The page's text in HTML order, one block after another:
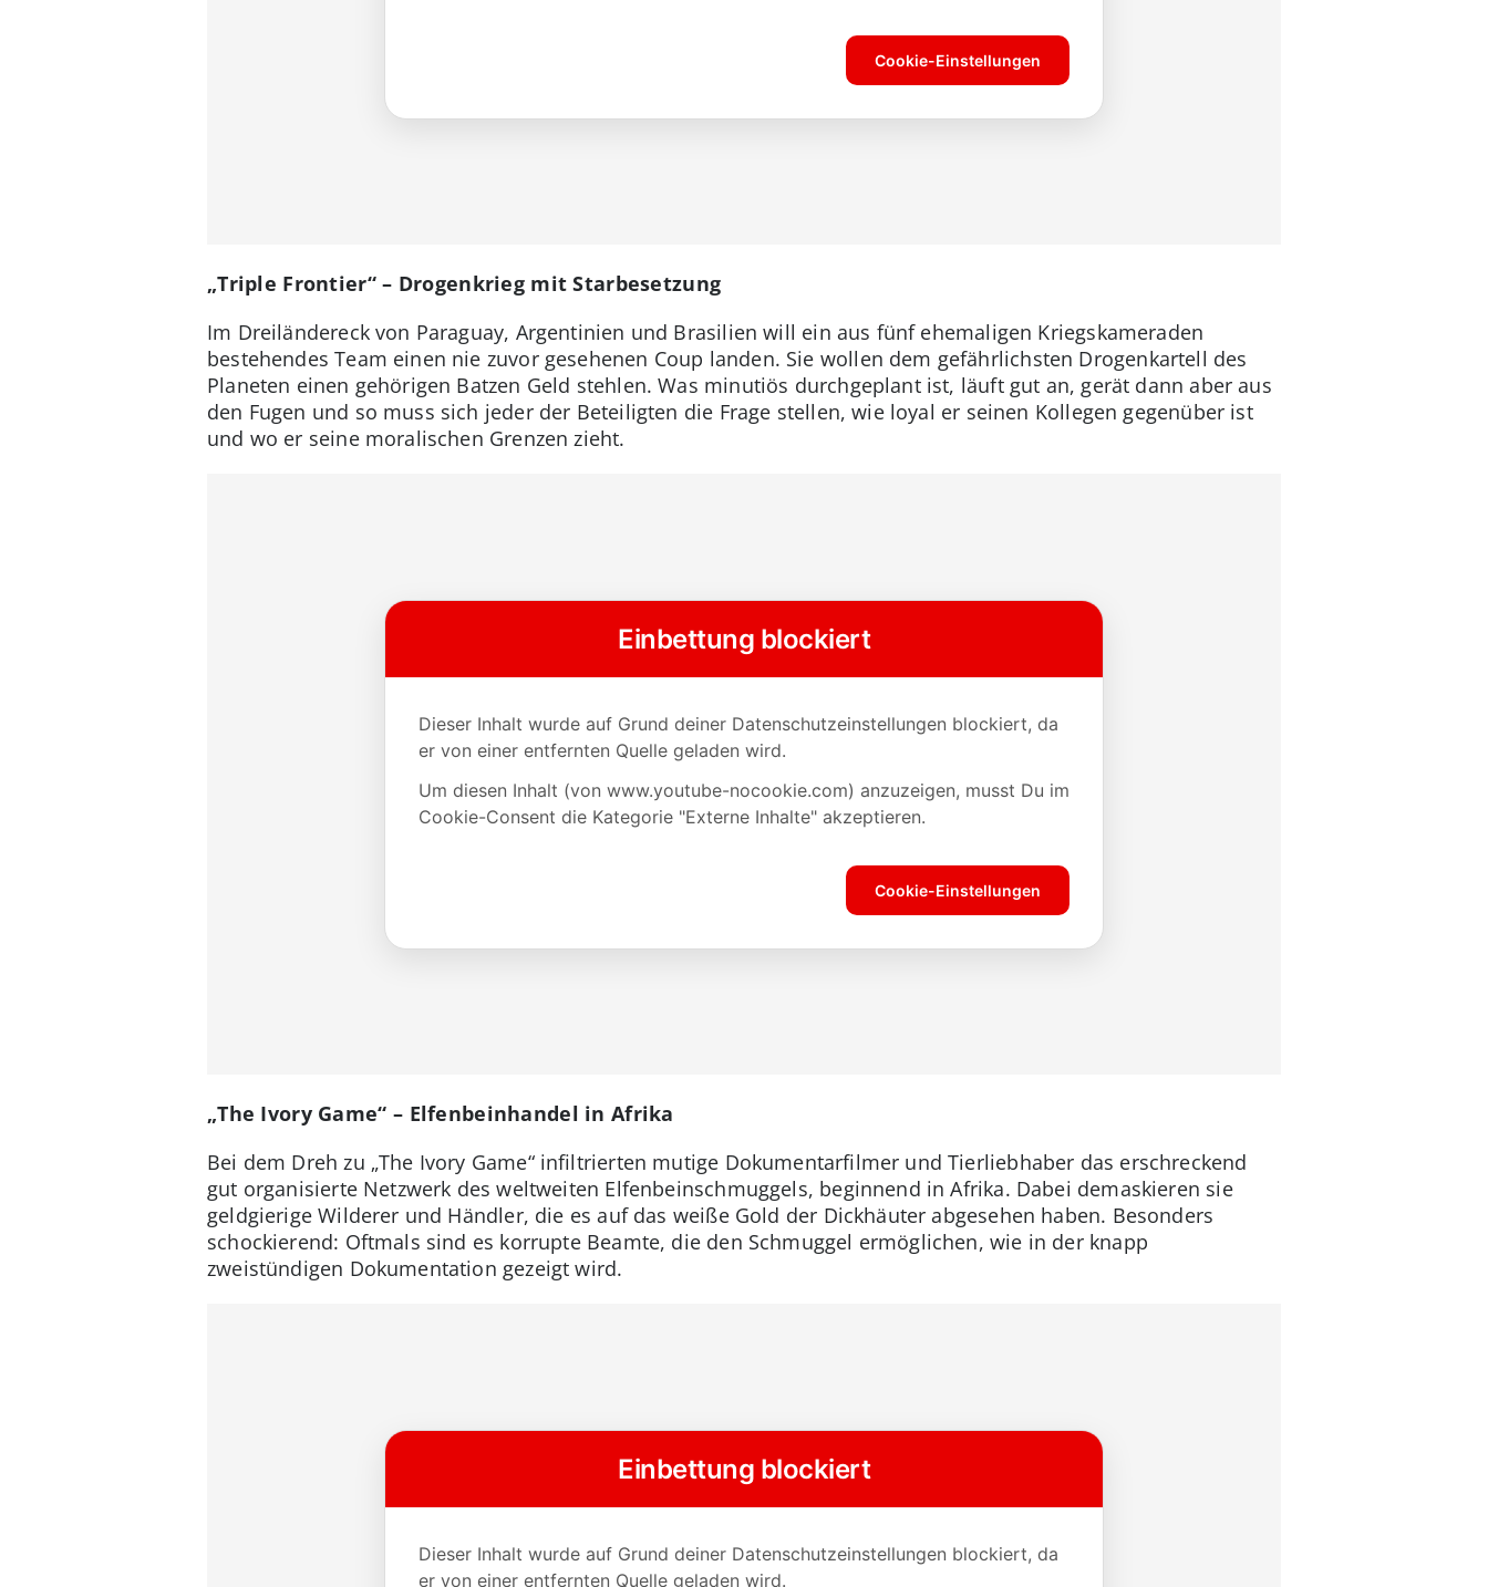
„Triple Frontier“ – Drogenkrieg mit Starbesetzung
Im Dreiländereck von Paraguay, Argentinien und Brasilien will ein aus fünf ehemaligen Kriegskameraden
bestehendes Team einen nie zuvor gesehenen Coup landen. Sie wollen dem gefährlichsten Drogenkartell des
Planeten einen gehörigen Batzen Geld stehlen. Was minutiös durchgeplant ist, läuft gut an, gerät dann aber aus
den Fugen und so muss sich jeder der Beteiligten die Frage stellen, wie loyal er seinen Kollegen gegenüber ist
und wo er seine moralischen Grenzen zieht.
„The Ivory Game“ – Elfenbeinhandel in Afrika
Bei dem Dreh zu „The Ivory Game“ infiltrierten mutige Dokumentarfilmer und Tierliebhaber das erschreckend
gut organisierte Netzwerk des weltweiten Elfenbeinschmuggels, beginnend in Afrika. Dabei demaskieren sie
geldgierige Wilderer und Händler, die es auf das weiße Gold der Dickhäuter abgesehen haben. Besonders
schockierend: Oftmals sind es korrupte Beamte, die den Schmuggel ermöglichen, wie in der knapp
zweistündigen Dokumentation gezeigt wird.